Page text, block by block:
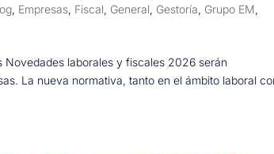
, Empresas, Fiscal, General, Gestoría, Grupo EM,
laborales y fiscales 2026 serán
La nueva normativa, tanto en el ámbito laboral